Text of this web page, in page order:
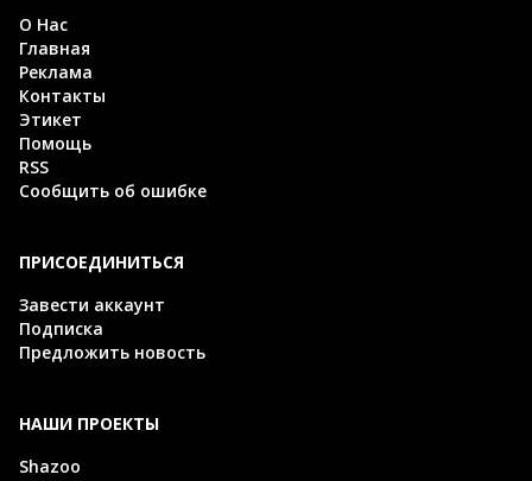
О Нас
Главная
Реклама
Контакты
Этикет
Помощь
RSS
Сообщить об ошибке
ПРИСОЕДИНИТЬСЯ
Завести аккаунт
Подписка
Предложить новость
НАШИ ПРОЕКТЫ
Shazoo